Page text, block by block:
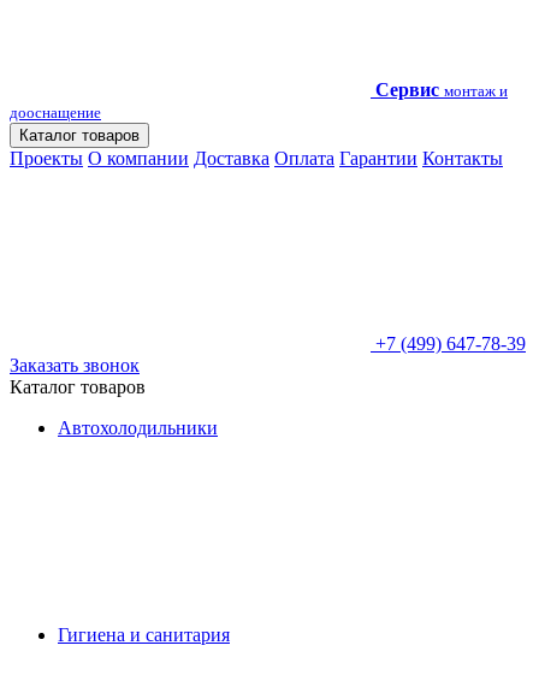
Сервис монтаж и
дооснащение
Каталог товаров
Проекты О компании Доставка Оплата Гарантии Контакты
+7 (499) 647-78-39
Заказать звонок
Каталог товаров
Автохолодильники
Гигиена и санитария